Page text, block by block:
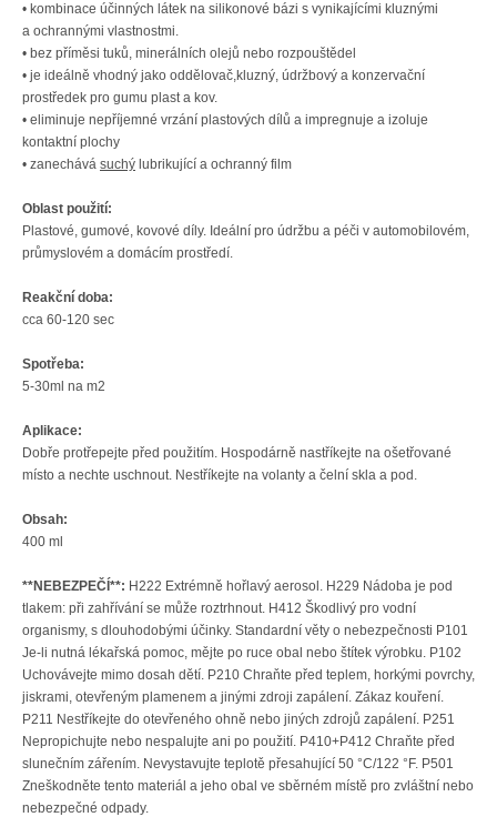
• kombinace účinných látek na silikonové bázi s vynikajícími kluznými
a ochrannými vlastnostmi.
• bez příměsi tuků, minerálních olejů nebo rozpouštědel
• je ideálně vhodný jako oddělovač,kluzný, údržbový a konzervační
prostředek pro gumu plast a kov.
• eliminuje nepříjemné vrzání plastových dílů a impregnuje a izoluje
kontaktní plochy
• zanechává suchý lubrikující a ochranný film
Oblast použití:
Plastové, gumové, kovové díly. Ideální pro údržbu a péči v automobilovém,
průmyslovém a domácím prostředí.
Reakční doba:
cca 60-120 sec
Spotřeba:
5-30ml na m2
Aplikace:
Dobře protřepejte před použitím. Hospodárně nastříkejte na ošetřované
místo a nechte uschnout. Nestříkejte na volanty a čelní skla a pod.
Obsah:
400 ml
**NEBEZPEČÍ**: H222 Extrémně hořlavý aerosol. H229 Nádoba je pod
tlakem: při zahřívání se může roztrhnout. H412 Škodlivý pro vodní
organismy, s dlouhodobými účinky. Standardní věty o nebezpečnosti P101
Je-li nutná lékařská pomoc, mějte po ruce obal nebo štítek výrobku. P102
Uchovávejte mimo dosah dětí. P210 Chraňte před teplem, horkými povrchy,
jiskrami, otevřeným plamenem a jinými zdroji zapálení. Zákaz kouření.
P211 Nestříkejte do otevřeného ohně nebo jiných zdrojů zapálení. P251
Nepropichujte nebo nespalujte ani po použití. P410+P412 Chraňte před
slunečním zářením. Nevystavujte teplotě přesahující 50 °C/122 °F. P501
Zneškodněte tento materiál a jeho obal ve sběrném místě pro zvláštní nebo
nebezpečné odpady.